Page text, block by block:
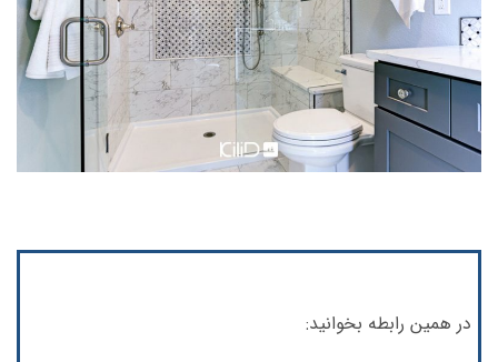
در همین رابطه بخوانید: